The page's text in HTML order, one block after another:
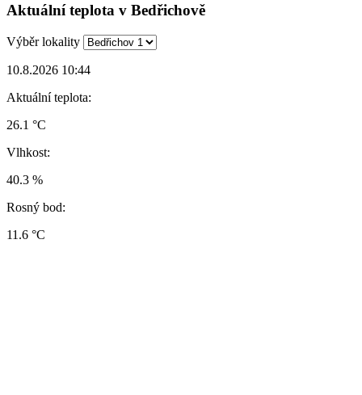
Aktuální teplota v Bedřichově
Výběr lokality
10.8.2026 10:44
Aktuální teplota:
26.1 °C
Vlhkost:
40.3 %
Rosný bod:
11.6 °C